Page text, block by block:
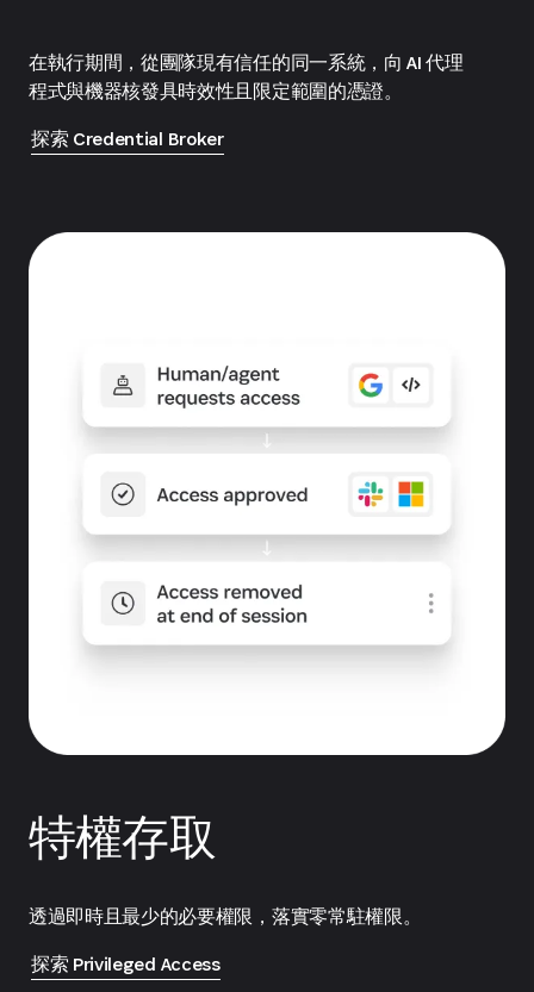
在執行期間，從團隊現有信任的同一系統，向 AI 代理
程式與機器核發具時效性且限定範圍的憑證。
探索 Credential Broker
特權存取
透過即時且最少的必要權限，落實零常駐權限。
探索 Privileged Access